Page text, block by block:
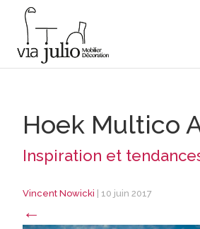
Hoek Multico
Inspiration et
Vincent Nowicki 10 juin 2017
←